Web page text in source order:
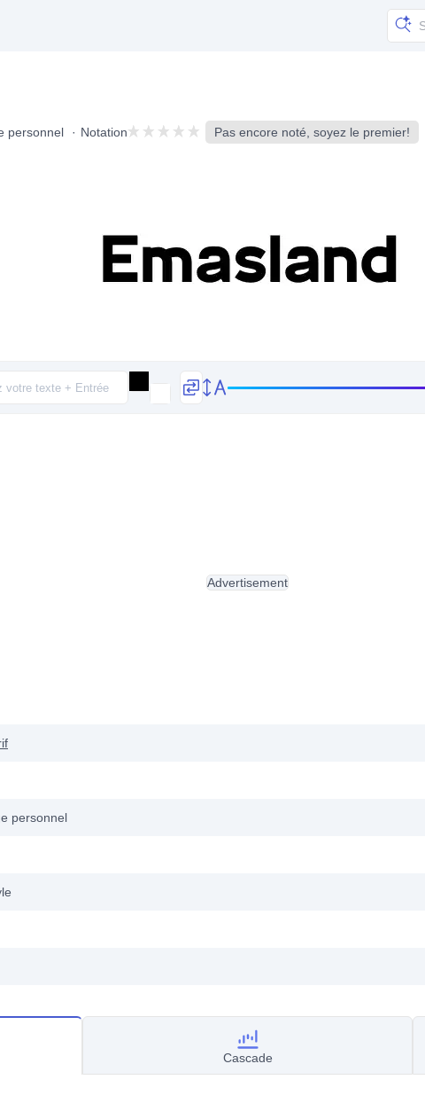
personnel Notation Pas encore noté, soyez le premier!
personnel
Advertisement
Cascade